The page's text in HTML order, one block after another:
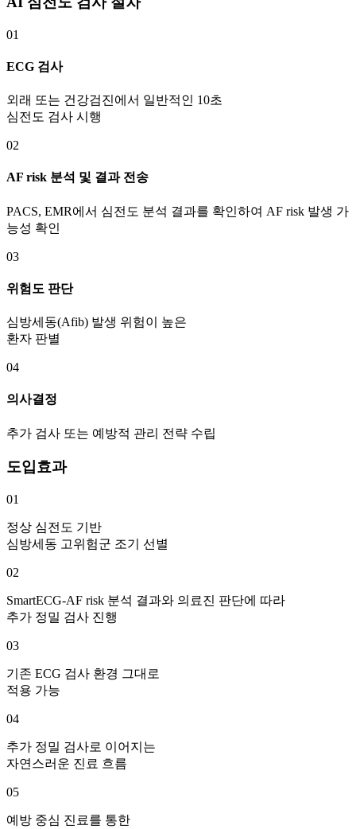
01
ECG 검사
외래 또는 건강검진에서 일반적인 10초
심전도 검사 시행
02
AF risk 분석 및 결과 전송
PACS, EMR에서 심전도 분석 결과를 확인하여 AF risk 발생 가
능성 확인
03
위험도 판단
심방세동(Afib) 발생 위험이 높은
환자 판별
04
의사결정
추가 검사 또는 예방적 관리 전략 수립
도입효과
01
정상 심전도 기반
심방세동 고위험군 조기 선별
02
SmartECG-AF risk 분석 결과와 의료진 판단에 따라
추가 정밀 검사 진행
03
기존 ECG 검사 환경 그대로
적용 가능
04
추가 정밀 검사로 이어지는
자연스러운 진료 흐름
05
예방 중심 진료를 통한